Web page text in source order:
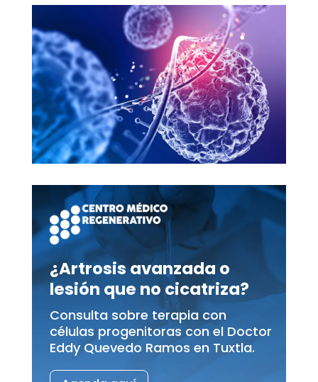
¿Artrosis avanzada o
lesión que no cicatriza?
Consulta sobre terapia con
células progenitoras con el Doctor
Eddy Quevedo Ramos en Tuxtla.